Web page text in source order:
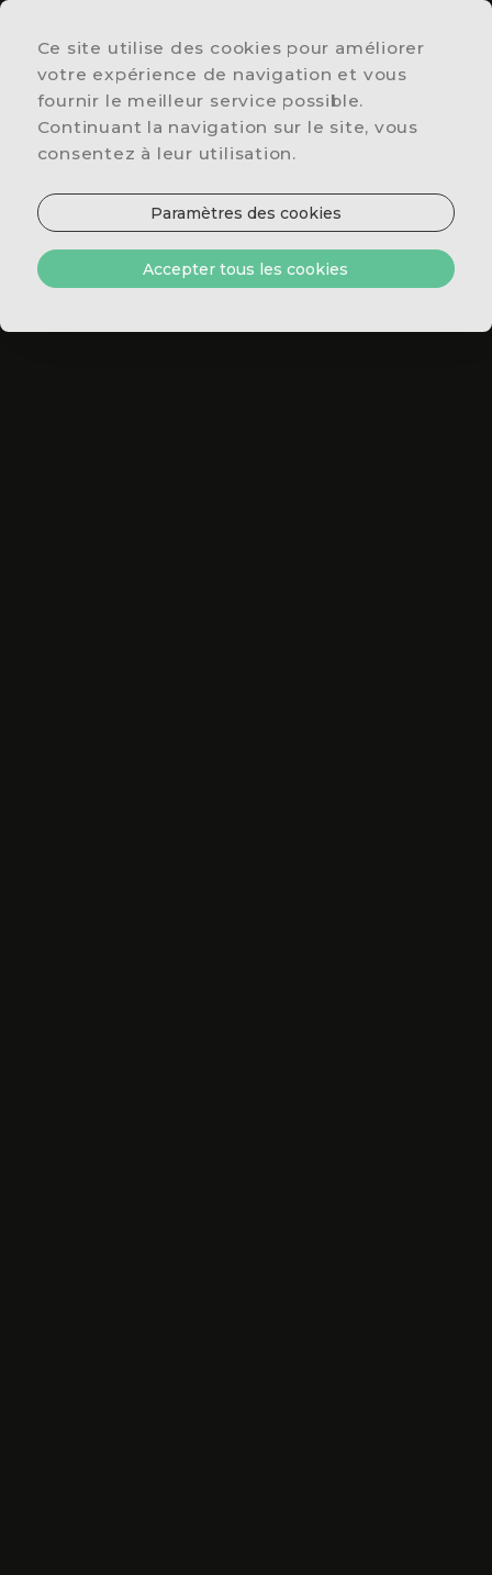
EMPLACEMENT
& CONTACTS
SPÉCIALES
& BAR
& SUITES
Ce site utilise des cookies pour améliorer
votre expérience de navigation et vous
fournir le meilleur service possible.
Continuant la navigation sur le site, vous
consentez à leur utilisation.
Paramètres des cookies
Accepter tous les cookies